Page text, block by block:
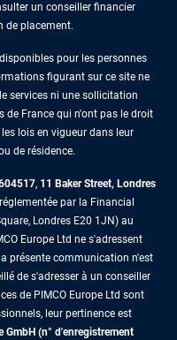
un conseiller financier
de placement.
pour les personnes
figurant sur ce site ne
services ni une sollicitation
de France qui n'ont pas le droit
lois en vigueur dans leur
de résidence.
, 11 Baker Street, Londres
par la Financial
Londres E20 1JN) au
Europe Ltd ne s'adressent
présente communication n'est
de s'adresser à un conseiller
de PIMCO Europe Ltd sont
leur pertinence est
GmbH (n° d'enregistrement